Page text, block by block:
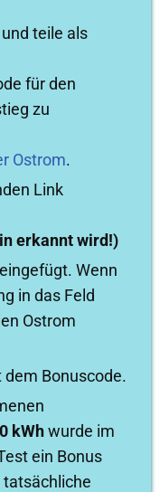
teile als
für den
zu
Ostrom.
Link
erkannt wird!)
Wenn
in das Feld
Ostrom
Bonuscode.
kWhwurde im
ein Bonus
tatsächliche